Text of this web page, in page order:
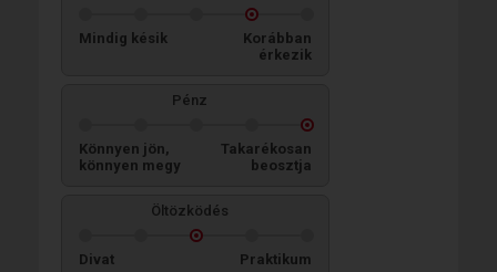
Mindig késik
Korábban
érkezik
Pénz
Könnyen jön,
könnyen megy
Takarékosan
beosztja
Öltözködés
Divat Praktikum